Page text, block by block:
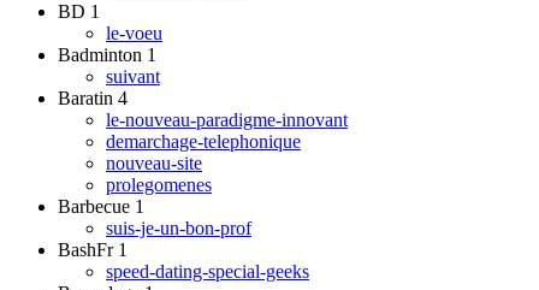
BD 1
le-voeu
Badminton 1
suivant
Baratin 4
le-nouveau-paradigme-innovant
demarchage-telephonique
nouveau-site
prolegomenes
Barbecue 1
suis-je-un-bon-prof
BashFr 1
speed-dating-special-geeks